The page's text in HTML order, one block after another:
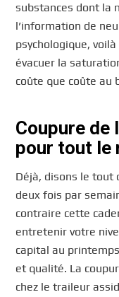
substances dont la
l’information de
psychologique,
évacuer la
coûte que coûte au
Coupure de
pour tout le
Déjà, disons le tout
deux fois par
contraire cette
entretenir votre
capital au
et qualité. La
chez le traileur